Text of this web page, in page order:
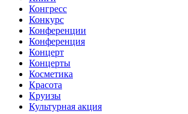
Конгресс
Конкурс
Конференции
Конференция
Концерт
Концерты
Косметика
Красота
Круизы
Культурная акция